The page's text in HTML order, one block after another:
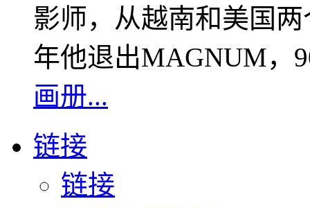
影师，从越南和美国
年他退出MAGNUM，
画册...
链接
链接